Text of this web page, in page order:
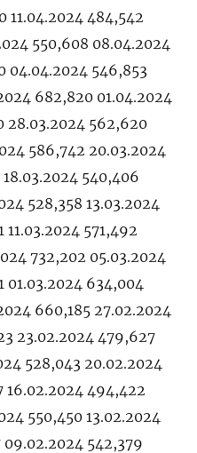
11.04.2024 484,542
550,608 08.04.2024
04.04.2024 546,853
682,820 01.04.2024
28.03.2024 562,620
586,742 20.03.2024
540,406
528,358 13.03.2024
571,492
732,202 05.03.2024
01.03.2024 634,004
660,185 27.02.2024
23.02.2024 479,627
528,043 20.02.2024
16.02.2024 494,422
550,450 13.02.2024
09.02.2024 542,379